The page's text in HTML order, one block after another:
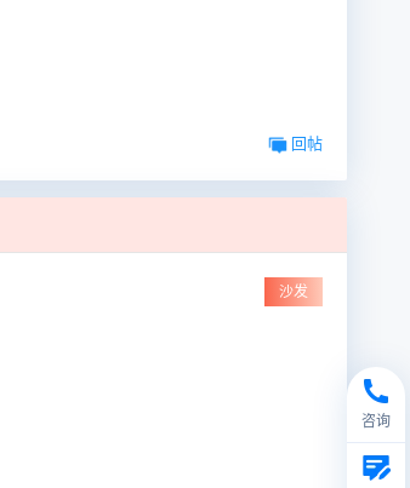
回帖
沙发
咨询